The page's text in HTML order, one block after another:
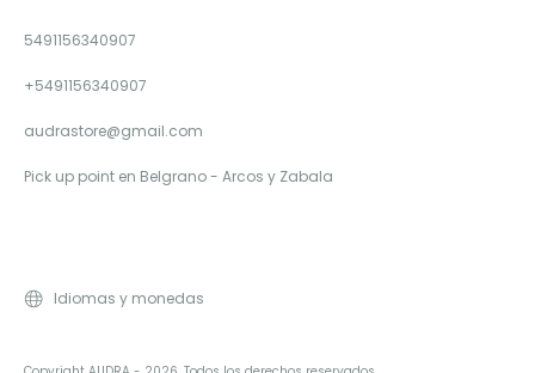
5491156340907
+5491156340907
audrastore@gmail.com
Pick up point en Belgrano - Arcos y Zabala
Idiomas y monedas